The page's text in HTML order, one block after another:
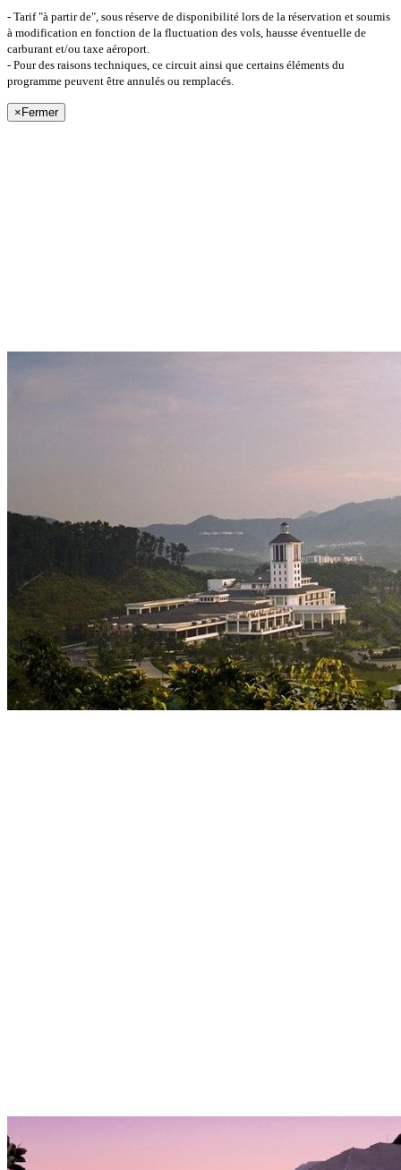
- Tarif "à partir de", sous réserve de disponibilité lors de la réservation et soumis
à modification en fonction de la fluctuation des vols, hausse éventuelle de
carburant et/ou taxe aéroport.
- Pour des raisons techniques, ce circuit ainsi que certains éléments du
programme peuvent être annulés ou remplacés.
× Fermer